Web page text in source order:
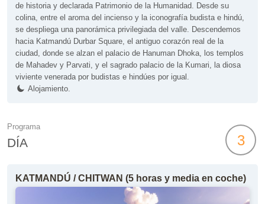
de historia y declarada Patrimonio de la Humanidad. Desde su
colina, entre el aroma del incienso y la iconografía budista e hindú,
se despliega una panorámica privilegiada del valle. Descendemos
hacia Katmandú Durbar Square, el antiguo corazón real de la
ciudad, donde se alzan el palacio de Hanuman Dhoka, los templos
de Mahadev y Parvati, y el sagrado palacio de la Kumari, la diosa
viviente venerada por budistas e hindúes por igual.
Alojamiento.
Programa
DÍA 3
KATMANDÚ / CHITWAN (5 horas y media en coche)